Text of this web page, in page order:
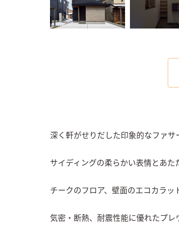
深く軒がせりだした印象的なファサ
サイディングの柔らかい表情とあた
チークのフロア、壁面のエコカラッ
気密・断熱、耐震性能に優れたプレ